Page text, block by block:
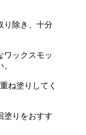
り除き、十分
ワックスモッ
ね塗りしてく
塗りをおすす